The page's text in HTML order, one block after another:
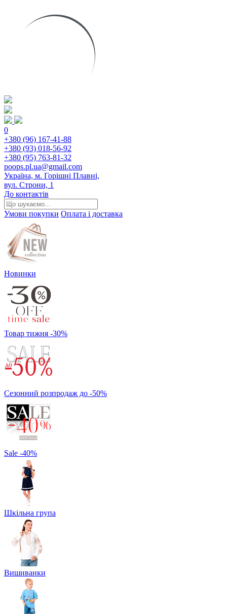
0
+380 (96) 167-41-88
+380 (93) 018-56-92
+380 (95) 763-81-32
poops.pl.ua@gmail.com
Україна, м. Горішні Плавні,
вул. Строни, 1
До контактів
Умови покупки Оплата і доставка
Новинки
Товар тижня -30%
Сезонний розпродаж до -50%
Sale -40%
Шкільна група
Вишиванки